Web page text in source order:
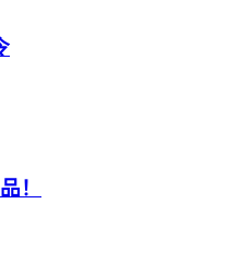
！